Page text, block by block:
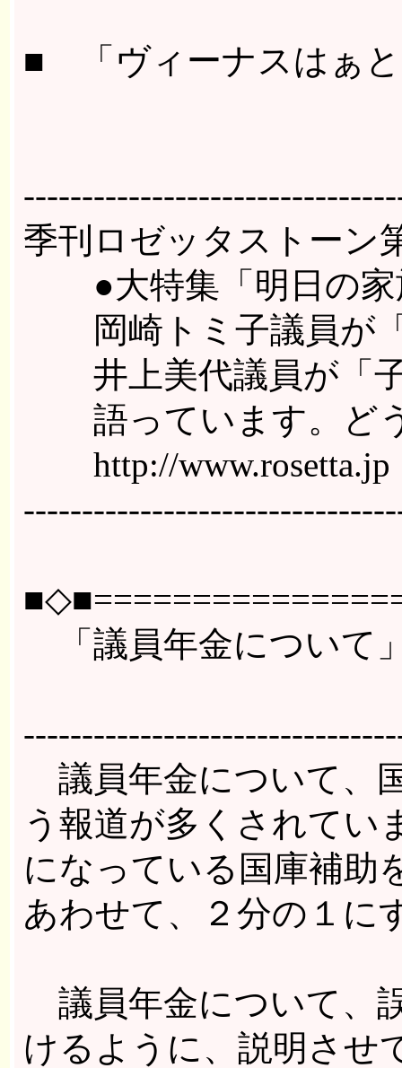
■ 「ヴィーナスはぁと
季刊ロゼッタストーン
●大特集「明日の家
岡崎トミ子議員が「
井上美代議員が「子
語っています。ど
http://www.rosetta.jp
「議員年金について
議員年金について、
う報道が多くされてい
になっている国庫補助
あわせて、２分の１に
議員年金について、
けるように、説明させ